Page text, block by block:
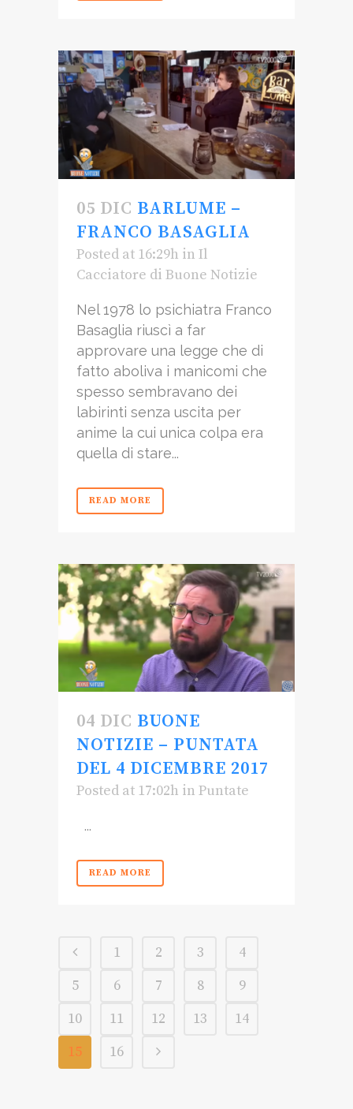
05 DIC BARLUME –
FRANCO BASAGLIA
Posted at 16:29h in Il
Cacciatore di Buone Notizie
Nel 1978 lo psichiatra Franco
Basaglia riuscì a far
approvare una legge che di
fatto aboliva i manicomi che
spesso sembravano dei
labirinti senza uscita per
anime la cui unica colpa era
quella di stare...
READ MORE
04 DIC BUONE
NOTIZIE – PUNTATA
DEL 4 DICEMBRE 2017
Posted at 17:02h in Puntate
...
READ MORE
1 2 3
4
5
6 7 8
9
10
11 12 13
14
15
16